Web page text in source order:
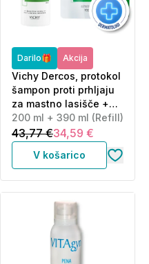
Darilo🎁 Akcija
Vichy Dercos, protokol
šampon proti prhljaju
za mastno lasišče +
eko polnilo za mastno
lasišče (200 ml + 390
ml)
200 ml + 390 ml (Refill)
43,77 €34,59 €
V košarico